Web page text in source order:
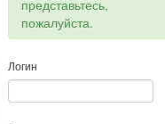
представьтесь,
пожалуйста.
Логин